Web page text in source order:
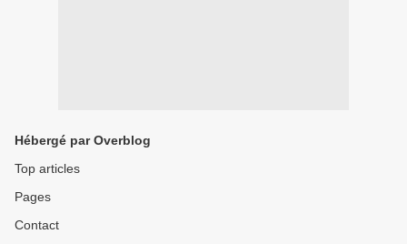
Hébergé par Overblog
Top articles
Pages
Contact